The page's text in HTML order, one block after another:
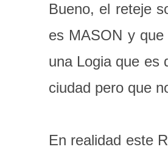
Bueno, el reteje
es MASON y
una Logia que es
ciudad pero que
En realidad este